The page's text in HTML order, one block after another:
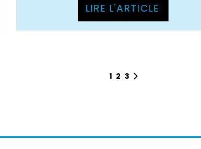
LIRE L'ARTICLE
1 2 3